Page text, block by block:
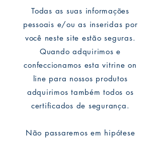
Todas as suas informações
pessoais e/ou as inseridas por
você neste site estão seguras.
Quando adquirimos e
confeccionamos esta vitrine on
line para nossos produtos
adquirimos também todos os
certificados de segurança.
Não passaremos em hipótese